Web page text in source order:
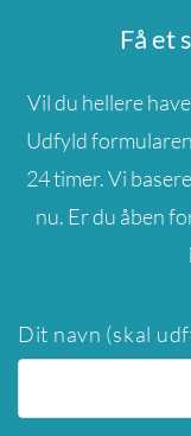
Få et
Vil du hellere
Udfyld
24 timer. Vi
nu. Er du åben
Dit navn (skal